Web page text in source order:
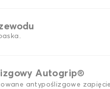
Autogrip®
antypoślizgowe